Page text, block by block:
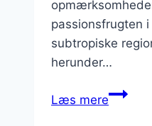
passionsfrugten
subtropiske
herunder…
Læs mere